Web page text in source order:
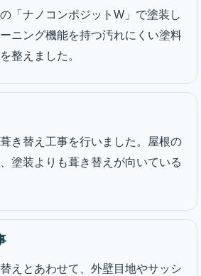
「ナノコンポジットW」で塗装し
ニング機能を持つ汚れにくい塗料
整えました。
き替え工事を行いました。屋根の
塗装よりも葺き替えが向いている
えとあわせて、外壁目地やサッシ